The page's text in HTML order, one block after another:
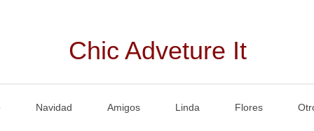
Chic Adveture It
Navidad Amigos Linda Flores